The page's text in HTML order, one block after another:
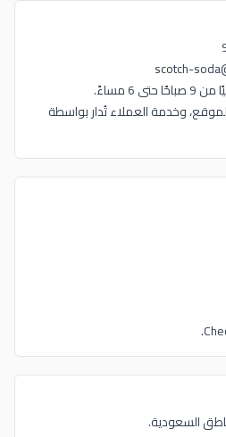
6 مساءً.
وخدمة العملاء تُدار بواسطة
السعودية.